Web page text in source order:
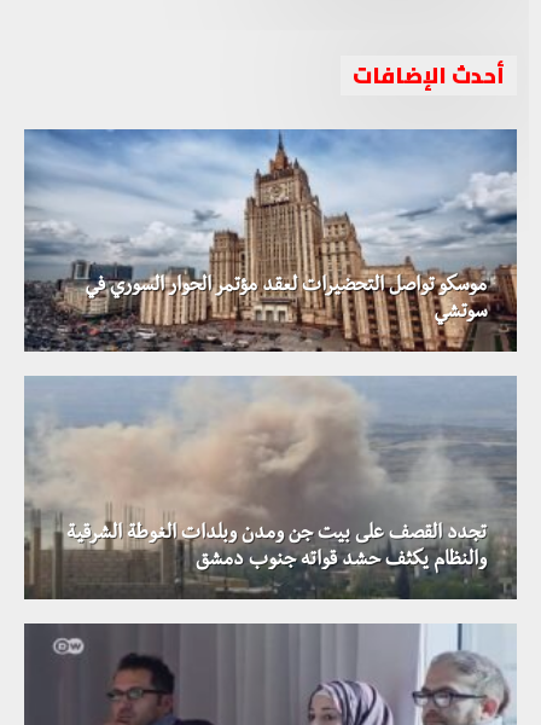
أحدث الإضافات
موسكو تواصل التحضيرات لعقد مؤتمر الحوار السوري في
سوتشي
تجدد القصف على بيت جن ومدن وبلدات الغوطة الشرقية
والنظام يكثف حشد قواته جنوب دمشق